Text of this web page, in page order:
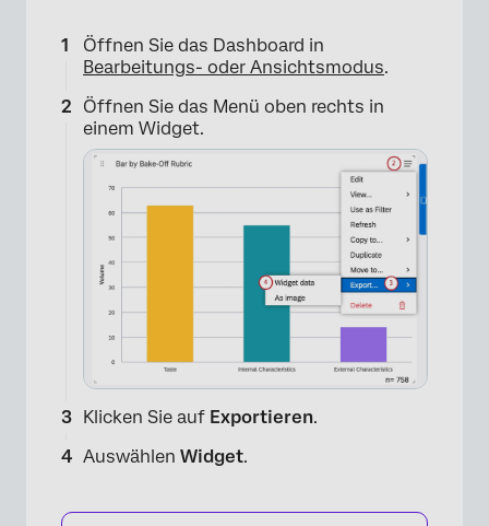
Öffnen Sie das Dashboard in
Bearbeitungs- oder Ansichtsmodus.
Öffnen Sie das Menü oben rechts in
einem Widget.
Klicken Sie auf Exportieren.
Auswählen Widget.